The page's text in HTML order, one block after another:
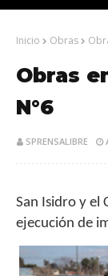
Inicio Obras
Obras
N°6
SPRENSALIBRE
San Isidro y el
ejecución de